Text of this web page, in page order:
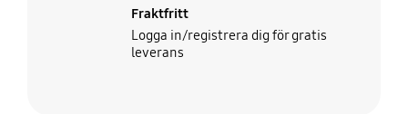
Fraktfritt
Logga in/registrera dig för gratis
leverans